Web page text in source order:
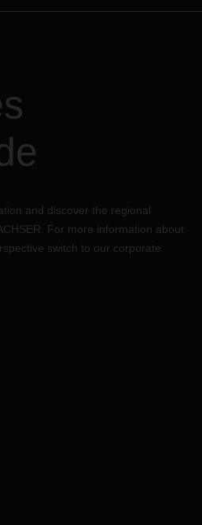
and discover the regional
For more information about
switch to our corporate